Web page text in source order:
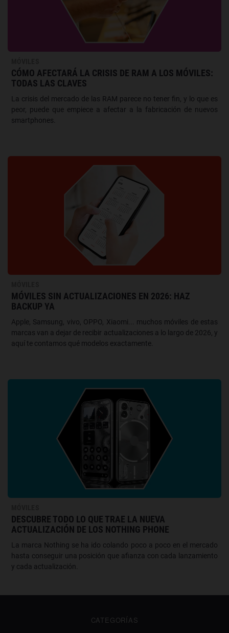
CÓMO AFECTARÁ LA CRISIS DE RAM A LOS MÓVILES:
TODAS LAS CLAVES
La crisis del mercado de las RAM parece no tener fin, y lo que es
peor, puede que empiece a afectar a la fabricación de nuevos
smartphones.
MÓVILES SIN ACTUALIZACIONES EN 2026: HAZ
BACKUP YA
Apple, Samsung, vivo, OPPO, Xiaomi... muchos móviles de estas
marcas van a dejar de recibir actualizaciones a lo largo de 2026, y
aquí te contamos qué modelos exactamente.
DESCUBRE TODO LO QUE TRAE LA NUEVA
ACTUALIZACIÓN DE LOS NOTHING PHONE
La marca Nothing se ha ido colando poco a poco en el mercado
hasta conseguir una posición que afianza con cada lanzamiento
y cada actualización.
CATEGORÍAS